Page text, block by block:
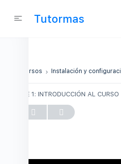
Tutormas
Mis Cursos Instalación y configuración de
CLASE 1: INTRODUCCIÓN AL CURSO